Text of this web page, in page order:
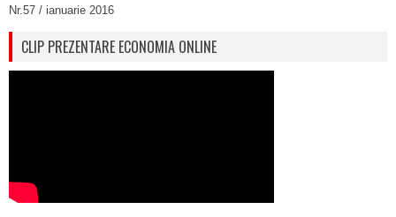
Nr.57 / ianuarie 2016
CLIP PREZENTARE ECONOMIA ONLINE